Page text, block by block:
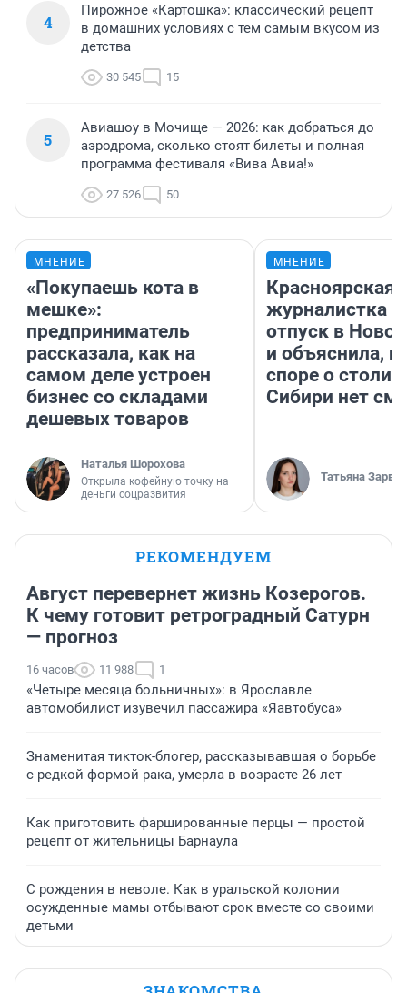
4
Пирожное «Картошка»: классический рецепт
в домашних условиях с тем самым вкусом из
детства
30 545 15
5
Авиашоу в Мочище — 2026: как добраться до
аэродрома, сколько стоят билеты и полная
программа фестиваля «Вива Авиа!»
27 526 50
МНЕНИЕ
«Покупаешь кота в
мешке»:
предприниматель
рассказала, как на
самом деле устроен
бизнес со складами
дешевых товаров
Наталья Шорохова
Открыла кофейную точку на
деньги соцразвития
МНЕНИЕ
Красноярская
журналистка
отпуск в
и объяснила,
споре о
Сибири нет
Татьяна Зарва
РЕКОМЕНДУЕМ
Август перевернет жизнь Козерогов.
К чему готовит ретроградный Сатурн
— прогноз
16 часов 11 988 1
«Четыре месяца больничных»: в Ярославле
автомобилист изувечил пассажира «Яавтобуса»
Знаменитая тикток-блогер, рассказывавшая о борьбе
с редкой формой рака, умерла в возрасте 26 лет
Как приготовить фаршированные перцы — простой
рецепт от жительницы Барнаула
С рождения в неволе. Как в уральской колонии
осужденные мамы отбывают срок вместе со своими
детьми